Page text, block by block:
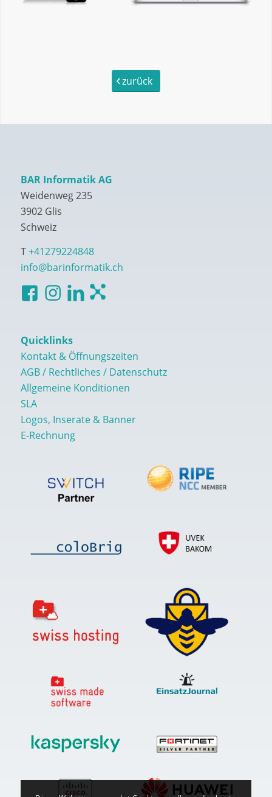
zurück
BAR Informatik AG
Weidenweg 235
3902 Glis
Schweiz
T+41279224848
info@barinformatik.ch
Quicklinks
Kontakt & Öffnungszeiten
AGB / Rechtliches / Datenschutz
Allgemeine Konditionen
SLA
Logos, Inserate & Banner
E-Rechnung